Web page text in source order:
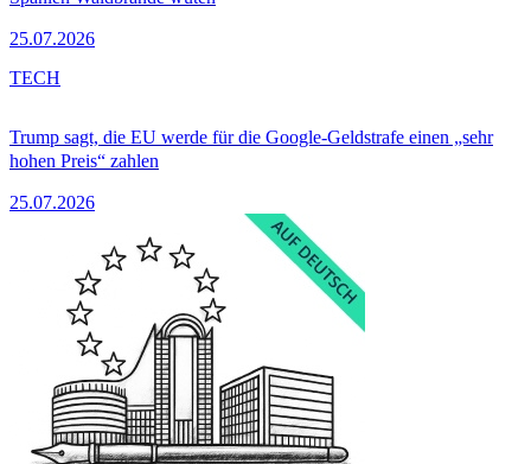
25.07.2026
Trump sagt, die EU werde für die Google-Geldstrafe einen „sehr
hohen Preis“ zahlen
25.07.2026
TECH